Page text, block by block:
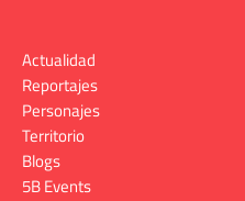
Actualidad
Reportajes
Personajes
Territorio
Blogs
5B Events